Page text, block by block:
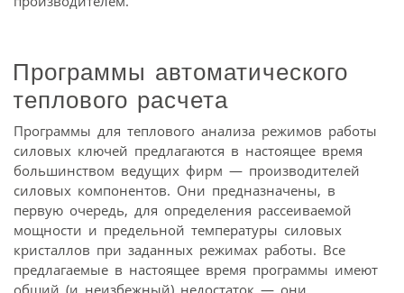
Программы автоматического
теплового расчета
Программы для теплового анализа режимов работы
силовых ключей предлагаются в настоящее время
большинством ведущих фирм — производителей
силовых компонентов. Они предназначены, в
первую очередь, для определения рассеиваемой
мощности и предельной температуры силовых
кристаллов при заданных режимах работы. Все
предлагаемые в настоящее время программы имеют